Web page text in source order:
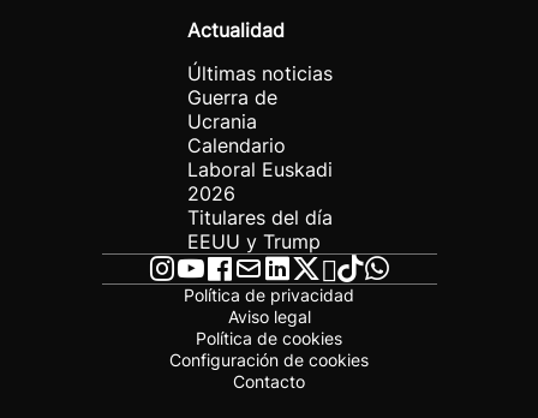
Actualidad
Últimas noticias
Guerra de
Ucrania
Calendario
Laboral Euskadi
2026
Titulares del día
EEUU y Trump
Política de privacidad
Aviso legal
Política de cookies
Configuración de cookies
Contacto